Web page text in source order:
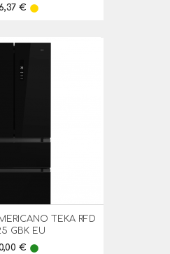
€ lens
TEKA RFD
GBK EU
€ lens